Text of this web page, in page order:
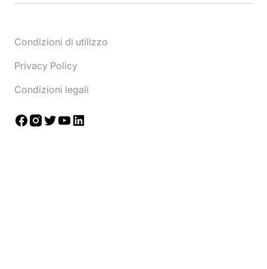
Condizioni di utilizzo
Privacy Policy
Condizioni legali
Facebook
Instagram
TwitterYouTube